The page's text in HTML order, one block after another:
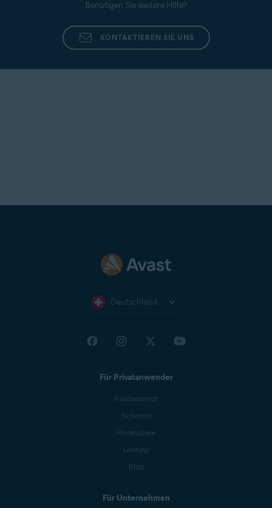
Benötigen Sie weitere Hilfe?
KONTAKTIEREN SIE UNS
Deutschland
Für Privatanwender
Kundendienst
Sicherheit
Privatsphäre
Leistung
Blog
Für Unternehmen